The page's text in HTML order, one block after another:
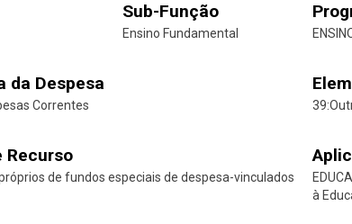
Sub-Função
Ensino Fundamental
da Despesa
Correntes
Recurso
de fundos especiais de despesa-vinculados
à